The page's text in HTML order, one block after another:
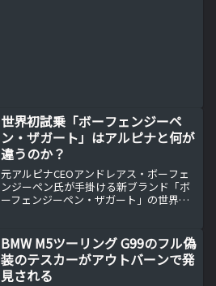
世界初試乗「ボーフェンジーペ
ン・ザガート」はアルピナと何が
違うのか？
元アルピナCEOアンドレアス・ボーフェ
ンジーペン氏が手掛ける新ブランド「ボ
ーフェンジーペン・ザガート」の世界初
ピナとの根本的違いを詳しく解説。ザガ
ートデザイン、手作り内装、圧倒的性能
の魅力を専門記者の体験談とともにお届
けします。
BMW M5ツーリング G99のフル偽
装のテスカーがアウトバーンで発
見される